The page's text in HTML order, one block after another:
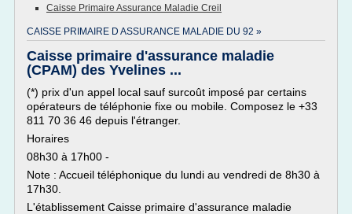
Caisse Primaire Assurance Maladie Creil
CAISSE PRIMAIRE D ASSURANCE MALADIE DU 92 »
Caisse primaire d'assurance maladie
(CPAM) des Yvelines ...
(*) prix d'un appel local sauf surcoût imposé par certains
opérateurs de téléphonie fixe ou mobile. Composez le +33
811 70 36 46 depuis l'étranger.
Horaires
08h30 à 17h00 -
Note : Accueil téléphonique du lundi au vendredi de 8h30 à
17h30.
L'établissement Caisse primaire d'assurance maladie